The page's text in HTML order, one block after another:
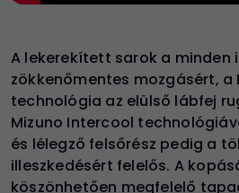
A lekerekített sarok a minden
zökkenőmentes mozgásért, a
technológia az elülső lábfej
Mizuno Intercool
és lélegző felsőrész pedig a
illeszkedésért felelős. A
köszönhetően megfelelő